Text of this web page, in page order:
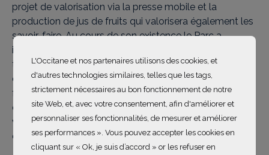
projet de valorisation via la presse mobile et la
production de jus de fruits qui valorisera également les
savoir-faire. Au cours de son existence le Parc a
inventorié de très nombreuses variétés de fruits
typiques du territoire et adaptées aux multiples micro-
climats de cette zone. Cette multiplicité de variétés
fruitières anciennes présente un grand intérêt local, un
énorme patrimoine génétique et compose une
véritable biodiversité domestique à préserver et faire
connaître.
L'Occitane et nos partenaires utilisons des cookies, et
d'autres technologies similaires, telles que les tags,
strictement nécessaires au bon fonctionnement de notre
site Web, et, avec votre consentement, afin d'améliorer et
personnaliser ses fonctionnalités, de mesurer et améliorer
ses performances ». Vous pouvez accepter les cookies en
cliquant sur « Ok, je suis d’accord » or les refuser en